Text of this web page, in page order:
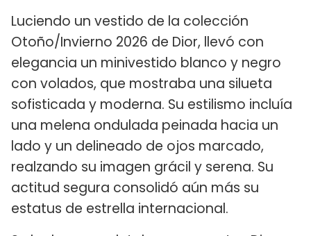
Luciendo un vestido de la colección
Otoño/Invierno 2026 de Dior, llevó con
elegancia un minivestido blanco y negro
con volados, que mostraba una silueta
sofisticada y moderna. Su estilismo incluía
una melena ondulada peinada hacia un
lado y un delineado de ojos marcado,
realzando su imagen grácil y serena. Su
actitud segura consolidó aún más su
estatus de estrella internacional.